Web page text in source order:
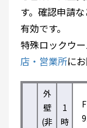
す。確認申請
有効です。
特殊ロックウ
店・営業所に
外
壁
(非
1
時